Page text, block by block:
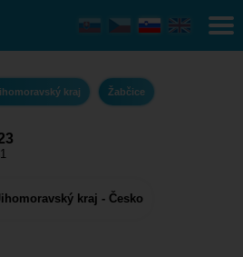
kraj Žabčice
kraj - Česko